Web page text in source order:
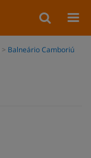
Balneário Camboriú